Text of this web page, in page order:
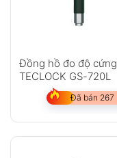
Đồng hồ đo độ cứng
TECLOCK GS-720L
Đã bán 267